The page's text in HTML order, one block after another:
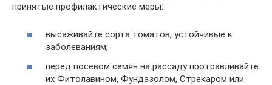
принятые профилактические меры:
высаживайте сорта томатов, устойчивые к
заболеваниям;
перед посевом семян на рассаду протравливайте
их Фитолавином, Фундазолом, Стрекаром или